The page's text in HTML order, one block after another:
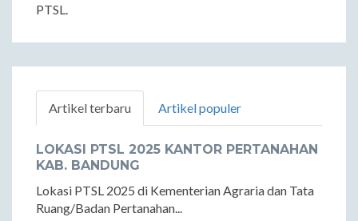
PTSL.
Artikel terbaru Artikel populer
LOKASI PTSL 2025 KANTOR PERTANAHAN
KAB. BANDUNG
Lokasi PTSL 2025 di Kementerian Agraria dan Tata
Ruang/Badan Pertanahan...